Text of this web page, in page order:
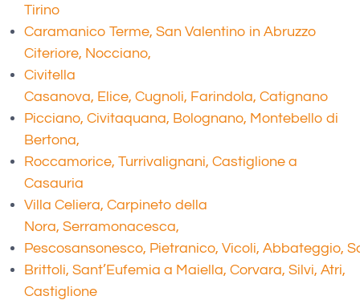
Tirino
Caramanico Terme, San Valentino in Abruzzo
Citeriore, Nocciano,
Civitella
Casanova, Elice, Cugnoli, Farindola, Catignano
Picciano, Civitaquana, Bolognano, Montebello di
Bertona,
Roccamorice, Turrivalignani, Castiglione a
Casauria
Villa Celiera, Carpineto della
Nora, Serramonacesca,
Pescosansonesco, Pietranico, Vicoli, Abbateggio,
Brittoli, Sant’Eufemia a Maiella, Corvara, Silvi, Atri,
Castiglione